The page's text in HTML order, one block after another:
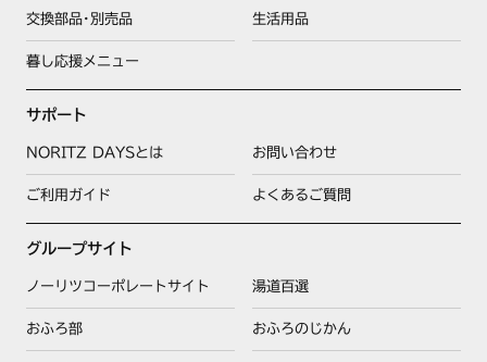
DG32A7DS5SVL,DG32A7DS5SVR,DG32A7DSL,DG
DSSVL,DG3784DSSVR,DG3785DSSVL,DG3785DS
L,DG37A7DSSVR,DW3284DTSL,DW3284DTSR,DW
3284DTSSVEL,DW3284DTSSVER,DW3284DTSSVL
,DW3284DTSSVR,DW3285DTS1SVL,DW3285DTS
1SVR,DW3285DTS2SVL,DW3285DTS2SVR,DW32
85DTS3SVL,DW3285DTS3SVR,DW3285DTSL,DW
W3285DTSSVL,DW3285DTSSVR,DW3289DTS1SV
TS2SVR,DW3289DTS3STL,DW3289DTS3STR,DW3
289DTSL,DW3289DTSR,DW3299DTS3STL,DW32
99DTS3STR,DW3299DTSL,DW3299DTSR,DW32A
6DTSL,DW32A6DTSR,DW32A6DTSSVL,DW32A6D
交換部品･別売品 生活用品
暮し応援メニュー
サポート
NORITZ DAYSとは お問い合わせ
ご利用ガイド よくあるご質問
グループサイト
ノーリツコーポレートサイト 湯道百選
おふろ部 おふろのじかん